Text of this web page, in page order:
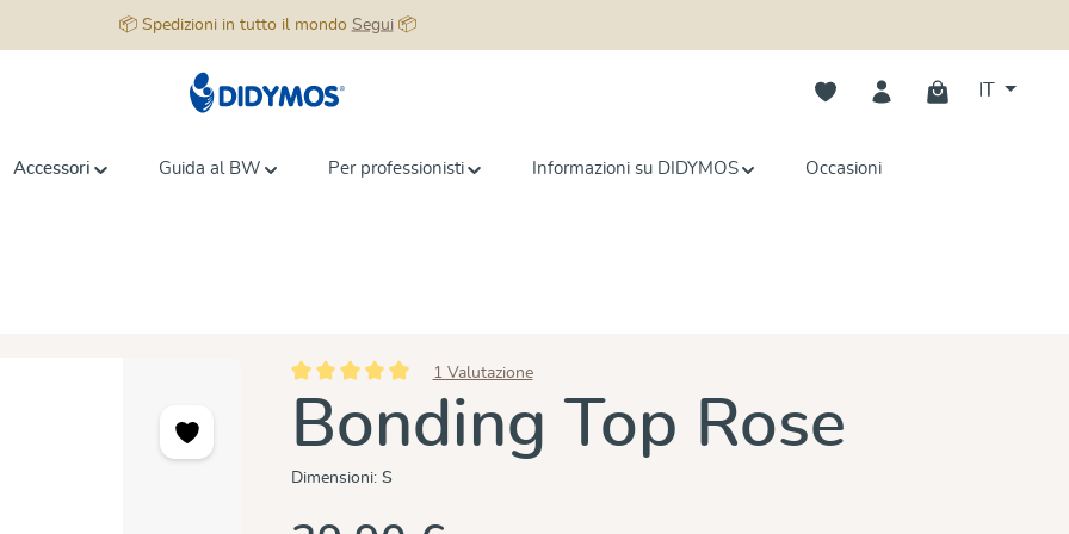
📦 Spedizioni in tutto il mondo Segui📦
Hai 0 articoli nella lista dei
Accessori Guida al BW Per professionisti Informazioni su DIDYMOS Occasioni
Valutazione media di 5 su 5 stelle
1 Valutazione
Bonding Top Rose
Dimensioni: S